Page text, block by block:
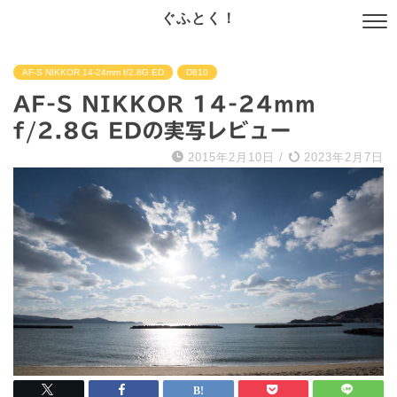
ぐふとく！
AF-S NIKKOR 14-24mm f/2.8G ED D810
AF-S NIKKOR 14-24mm
f/2.8G EDの実写レビュー
2015年2月10日 / 2023年2月7日